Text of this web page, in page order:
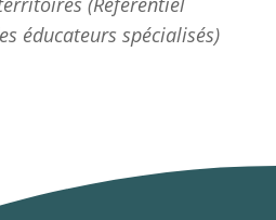
éducateurs spécialisés)